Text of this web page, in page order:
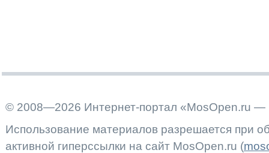
© 2008—2026 Интернет-портал «MosOpen.ru —
Использование материалов разрешается при
активной гиперссылки на сайт MosOpen.ru (